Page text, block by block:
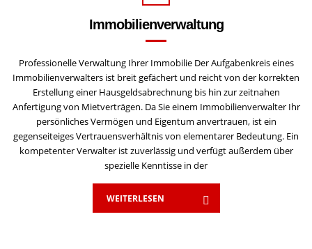
Immobilienverwaltung
Professionelle Verwaltung Ihrer Immobilie Der Aufgabenkreis eines
Immobilienverwalters ist breit gefächert und reicht von der korrekten
Erstellung einer Hausgeldsabrechnung bis hin zur zeitnahen
Anfertigung von Mietverträgen. Da Sie einem Immobilienverwalter Ihr
persönliches Vermögen und Eigentum anvertrauen, ist ein
gegenseiteiges Vertrauensverhältnis von elementarer Bedeutung. Ein
kompetenter Verwalter ist zuverlässig und verfügt außerdem über
spezielle Kenntisse in der
WEITERLESEN